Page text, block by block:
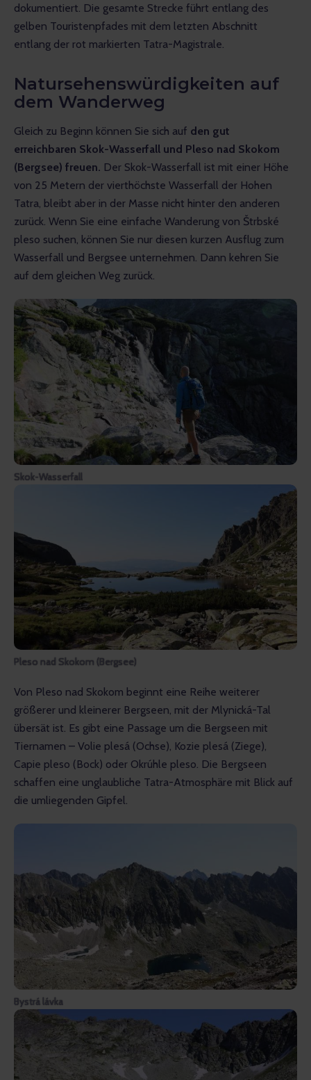
dokumentiert. Die gesamte Strecke führt entlang des
gelben Touristenpfades mit dem letzten Abschnitt
entlang der rot markierten Tatra-Magistrale.
Natursehenswürdigkeiten auf
dem Wanderweg
Gleich zu Beginn können Sie sich auf den gut
erreichbaren Skok-Wasserfall und Pleso nad Skokom
(Bergsee) freuen. Der Skok-Wasserfall ist mit einer Höhe
von 25 Metern der vierthöchste Wasserfall der Hohen
Tatra, bleibt aber in der Masse nicht hinter den anderen
zurück. Wenn Sie eine einfache Wanderung von Štrbské
pleso suchen, können Sie nur diesen kurzen Ausflug zum
Wasserfall und Bergsee unternehmen. Dann kehren Sie
auf dem gleichen Weg zurück.
Skok-Wasserfall
Pleso nad Skokom (Bergsee)
Von Pleso nad Skokom beginnt eine Reihe weiterer
größerer und kleinerer Bergseen, mit der Mlynická-Tal
übersät ist. Es gibt eine Passage um die Bergseen mit
Tiernamen – Volie plesá (Ochse), Kozie plesá (Ziege),
Capie pleso (Bock) oder Okrúhle pleso. Die Bergseen
schaffen eine unglaubliche Tatra-Atmosphäre mit Blick auf
die umliegenden Gipfel.
Bystrá lávka